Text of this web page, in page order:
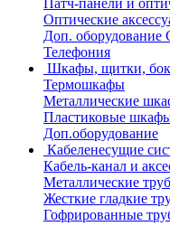
Патч-панели и
Оптические
Доп.
Телефония
Шкафы, щитки,
Термошкафы
Металлические
Пластиковые
Доп.оборудование
Кабеленесущие
Кабель-канал и
Металлические
Жесткие гладкие
Гофрированные